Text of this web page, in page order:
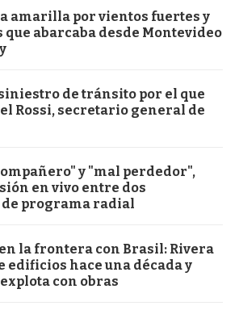
amarilla por vientos fuertes y
abarcaba desde Montevideo
de tránsito por el que
Rossi, secretario general de
y "mal perdedor",
en vivo entre dos
programa radial
la frontera con Brasil: Rivera
edificios hace una década y
con obras